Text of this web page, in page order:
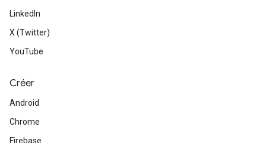
LinkedIn
X (Twitter)
YouTube
Créer
Android
Chrome
Firebase